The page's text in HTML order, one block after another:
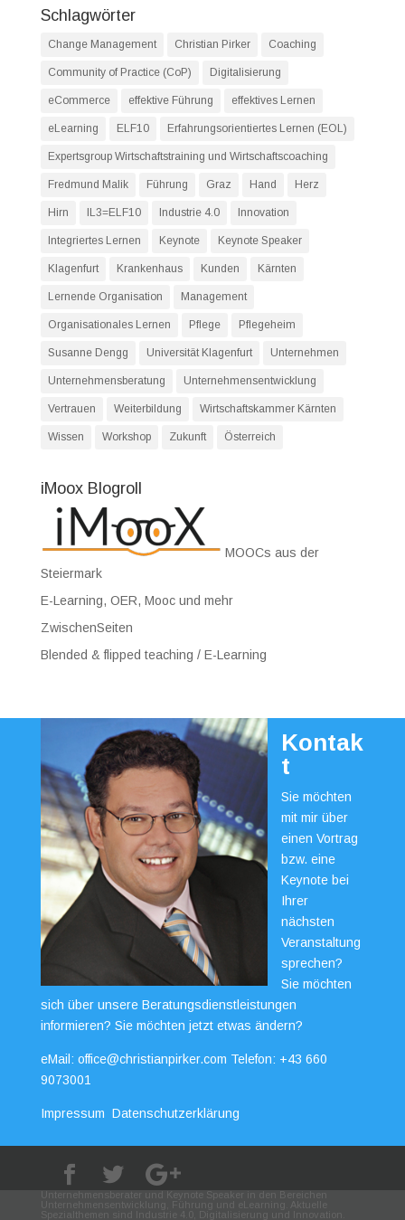
Schlagwörter
Change Management Christian Pirker Coaching
Community of Practice (CoP) Digitalisierung
eCommerce effektive Führung effektives Lernen
eLearning ELF10 Erfahrungsorientiertes Lernen (EOL)
Expertsgroup Wirtschaftstraining und Wirtschaftscoaching
Fredmund Malik Führung Graz Hand Herz
Hirn IL3=ELF10 Industrie 4.0 Innovation
Integriertes Lernen Keynote Keynote Speaker
Klagenfurt Krankenhaus Kunden Kärnten
Lernende Organisation Management
Organisationales Lernen Pflege Pflegeheim
Susanne Dengg Universität Klagenfurt Unternehmen
Unternehmensberatung Unternehmensentwicklung
Vertrauen Weiterbildung Wirtschaftskammer Kärnten
Wissen Workshop Zukunft Österreich
iMoox Blogroll
MOOCs aus der
Steiermark
E-Learning, OER, Mooc und mehr
ZwischenSeiten
Blended & flipped teaching / E-Learning
Kontak
t
Sie möchten
mit mir über
einen Vortrag
bzw. eine
Keynote bei
Ihrer
nächsten
Veranstaltung
sprechen?
Sie möchten
sich über unsere Beratungsdienstleistungen
informieren? Sie möchten jetzt etwas ändern?
eMail: office@christianpirker.com Telefon: +43 660
9073001
Impressum Datenschutzerklärung
Unternehmensberater und Keynote Speaker in den Bereichen
Unternehmensentwicklung, Führung und eLearning. Aktuelle
Spezialthemen sind Industrie 4.0, Digitalisierung und Innovation.